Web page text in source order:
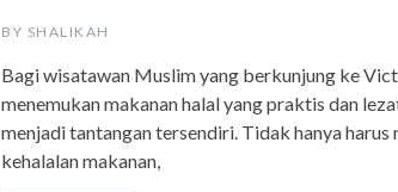
BY SHALIKAH
Bagi wisatawan Muslim yang berkunjung ke
menemukan makanan halal yang praktis dan
menjadi tantangan tersendiri. Tidak hanya harus
kehalalan makanan,